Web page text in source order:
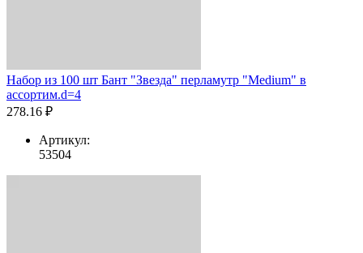
Набор из 100 шт Бант "Звезда" перламутр "Medium" в
ассортим.d=4
278.16 ₽
Артикул:
53504